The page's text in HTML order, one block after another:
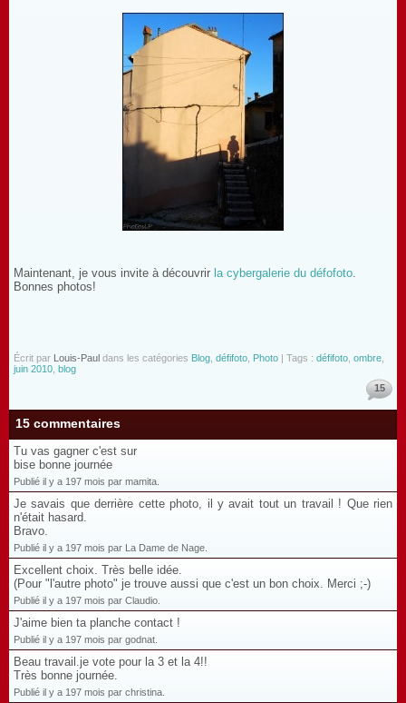
Maintenant, je vous invite à découvrir la cybergalerie du défofoto
Bonnes photos!
Écrit par Louis-Paul dans les catégories Blog défifoto Photo | Tags : défifoto ombre
juin 2010 blog
15
15 commentaires
Tu vas gagner c'est sur
bise bonne journée
Publié il y a 197 mois par mamita.
Je savais que derrière cette photo, il y avait tout un travail ! Que rien
n'était hasard.
Bravo.
Publié il y a 197 mois par La Dame de Nage.
Excellent choix. Très belle idée.
(Pour "l'autre photo" je trouve aussi que c'est un bon choix. Merci ;-)
Publié il y a 197 mois par Claudio.
J'aime bien ta planche contact !
Publié il y a 197 mois par godnat.
Beau travail.je vote pour la 3 et la 4!!
Très bonne journée.
Publié il y a 197 mois par christina.